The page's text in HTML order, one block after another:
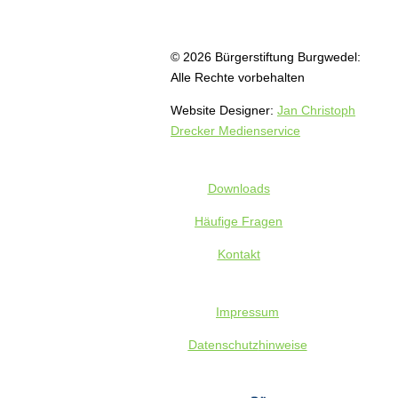
© 2026 Bürgerstiftung Burgwedel:
Alle Rechte vorbehalten
Website Designer: Jan Christoph
Drecker Medienservice
Downloads
Häufige Fragen
Kontakt
Impressum
Datenschutzhinweise